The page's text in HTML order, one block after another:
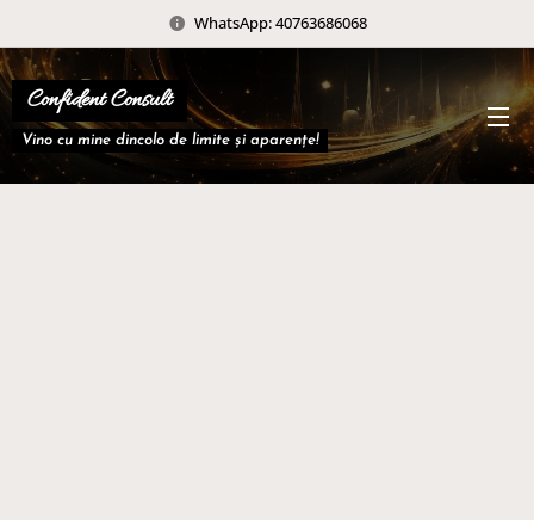
WhatsApp: 40763686068
Confident Consult
Vino cu mine dincolo de limite și aparențe!